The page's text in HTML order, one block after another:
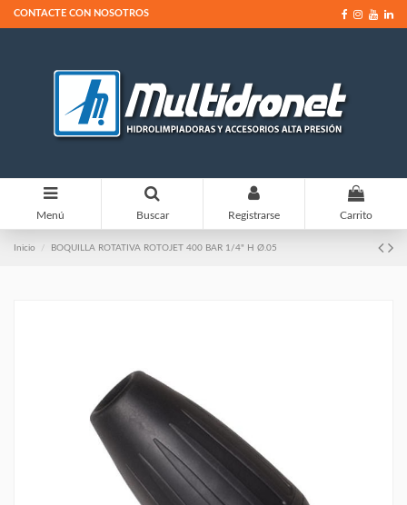
CONTACTE CON NOSOTROS
Menú Buscar Registrarse
0
Carrito
Inicio BOQUILLA ROTATIVA ROTOJET 400 BAR 1/4" H Ø.05